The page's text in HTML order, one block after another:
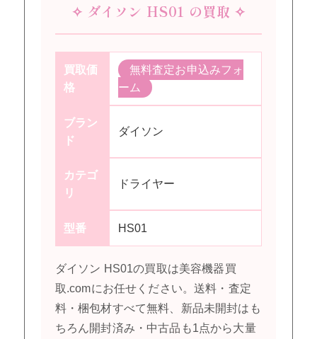
✧ ダイソン HS01 の買取 ✧
買取価
格
無料査定お申込みフォ
ーム
ブラン
ド
ダイソン
カテゴ
リ
ドライヤー
型番 HS01
ダイソン HS01の買取は美容機器買
取.comにお任せください。送料・査定
料・梱包材すべて無料、新品未開封はも
ちろん開封済み・中古品も1点から大量